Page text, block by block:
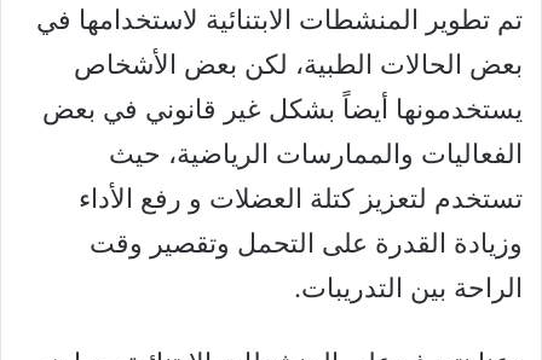
تم تطوير المنشطات الابتنائية لاستخدامها في
بعض الحالات الطبية، لكن بعض الأشخاص
يستخدمونها أيضاً بشكل غير قانوني في بعض
الفعاليات والممارسات الرياضية، حيث
تستخدم لتعزيز كتلة العضلات و رفع الأداء
وزيادة القدرة على التحمل وتقصير وقت
الراحة بين التدريبات.